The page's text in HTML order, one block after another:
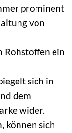
prominent
von
Rohstoffen ein
sich in
dem
wider.
können sich